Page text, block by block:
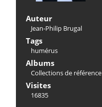
Auteur
Jean-Philip Brugal
Tags
humérus
Albums
Collections de référence
Visites
16835